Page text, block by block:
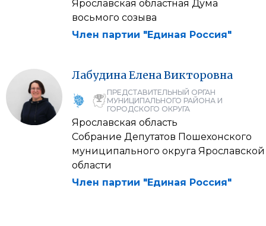
Ярославская областная Дума
восьмого созыва
Член партии "Единая Россия"
ЛабудинаЕленаВикторовна
ПРЕДСТАВИТЕЛЬНЫЙ ОРГАН
МУНИЦИПАЛЬНОГО РАЙОНА И
ГОРОДСКОГО ОКРУГА
Ярославская область
Собрание Депутатов Пошехонского
муниципального округа Ярославской
области
Член партии "Единая Россия"